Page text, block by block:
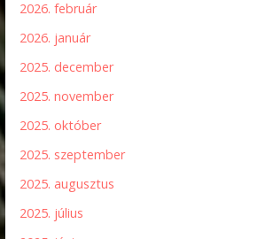
2026. február
2026. január
2025. december
2025. november
2025. október
2025. szeptember
2025. augusztus
2025. július